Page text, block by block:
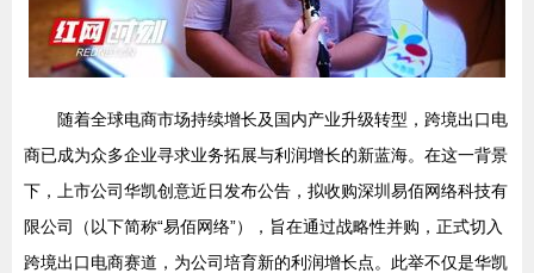
随着全球电商市场持续增长及国内产业升级转型，跨境出口电
商已成为众多企业寻求业务拓展与利润增长的新蓝海。在这一背景
下，上市公司华凯创意近日发布公告，拟收购深圳易佰网络科技有
限公司（以下简称“易佰网络”），旨在通过战略性并购，正式切入
跨境出口电商赛道，为公司培育新的利润增长点。此举不仅是华凯